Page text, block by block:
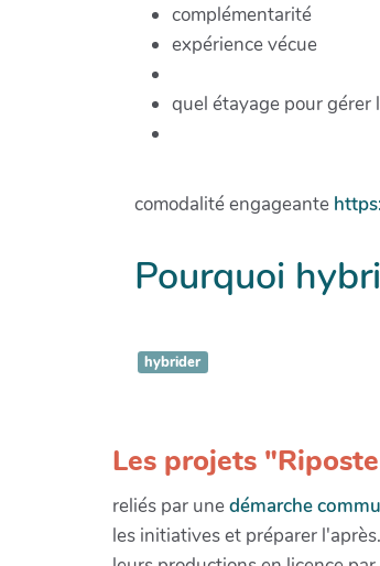
complémentarité
expérience vécue
quel étayage pour gérer
comodalité engageante
Pourquoi
hybrider